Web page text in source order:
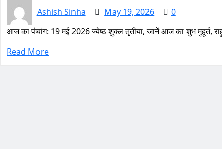
Ashish Sinha May 19, 2026
0
आज का पंचांग: 19 मई 2026 ज्येष्ठ शुक्ल तृतीया, जानें आज का शुभ मुहूर्त,
Read More